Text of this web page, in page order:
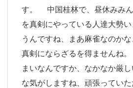
す。 中国桂林で、昼休みみん
を真剣にやっている人達大勢
うんですね、まあ麻雀なのか
真剣にならざるを得ませんね
まいなんですか、なかなか厳
な気がしますね、頑張ってい